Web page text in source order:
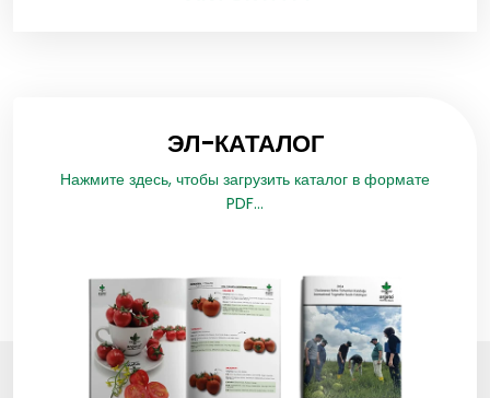
ЭЛ-КАТАЛОГ
Нажмите здесь, чтобы загрузить каталог в формате
PDF...